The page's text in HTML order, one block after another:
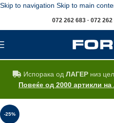
Skip to navigation Skip to main
072 262 683 · 072 262
Испорака од ЛАГЕРниз
Повеќе од 2000 артикли
-25%